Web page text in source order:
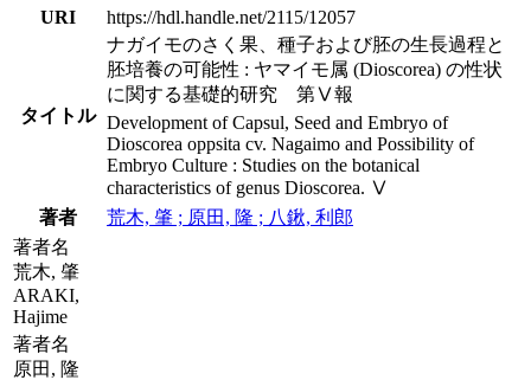
URI
https://hdl.handle.net/2115/12057
タイトル
ナガイモのさく果、種子および胚の生長過程と
胚培養の可能性 : ヤマイモ属 (Dioscorea) の性状
に関する基礎的研究 第Ⅴ報
Development of Capsul, Seed and Embryo of
Dioscorea oppsita cv. Nagaimo and Possibility of
Embryo Culture : Studies on the botanical
characteristics of genus Dioscorea. Ⅴ
著者
荒木, 肇 ; 原田, 隆 ; 八鍬, 利郎
著者名
荒木, 肇
ARAKI,
Hajime
著者名
原田, 隆